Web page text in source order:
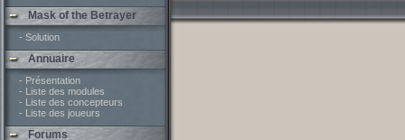
Mask of the Betrayer
- Solution
Annuaire
- Présentation
- Liste des modules
- Liste des concepteurs
- Liste des joueurs
Forums